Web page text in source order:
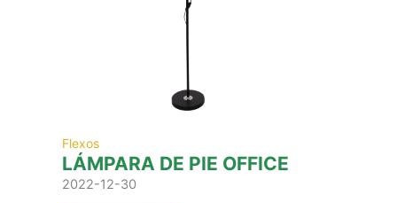
Flexos
LÁMPARA DE PIE OFFICE
2022-12-30